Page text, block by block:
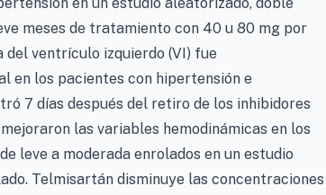
meses de tratamiento con 40 u 80 mg por
del ventrículo izquierdo (VI) fue
en los pacientes con hipertensión e
7 días después del retiro de los inhibidores
las variables hemodinámicas en los
leve a moderada enrolados en un estudio
Telmisartán disminuye las concentraciones